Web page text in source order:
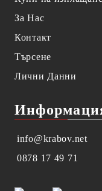
За Нас
Контакт
Търсене
Лични Данни
info@krabov.net
0878 17 49 71